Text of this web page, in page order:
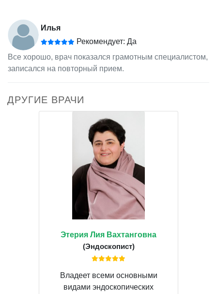
Илья
Рекомендует: Да
Все хорошо, врач показался грамотным специалистом,
записался на повторный прием.
ДРУГИЕ ВРАЧИ
Этерия Лия Вахтанговна
(Эндоскопист)
Владеет всеми основными
видами эндоскопических